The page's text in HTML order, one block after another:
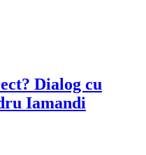
Dialog cu
Iamandi